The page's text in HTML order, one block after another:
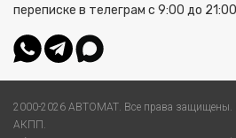
переписке в телеграм с 9:00 до
2000-2026 АВТОМАТ. Все права защищены.
АКПП.